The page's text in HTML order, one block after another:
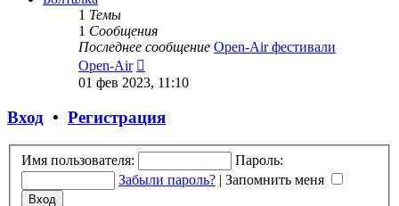
1 Темы
1 Сообщения
Последнее сообщение Open-Air фестивали
Open-Air
к
01 фев 2023, 11:10
Вход • Регистрация
Имя пользователя:
Пароль:
Забыли пароль? | Запомнить меня